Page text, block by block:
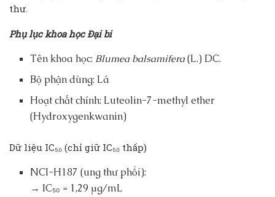
thư.
Phụ lục khoa học Đại bi
Tên khoa học: Blumea balsamifera(L.) DC.
Bộ phận dùng: Lá
Hoạt chất chính: Luteolin-7-methyl ether
(Hydroxygenkwanin)
Dữ liệu IC₅₀ (chỉ giữ IC₅₀ thấp)
NCI-H187 (ung thư phổi):
→ IC₅₀ = 1,29 µg/mL